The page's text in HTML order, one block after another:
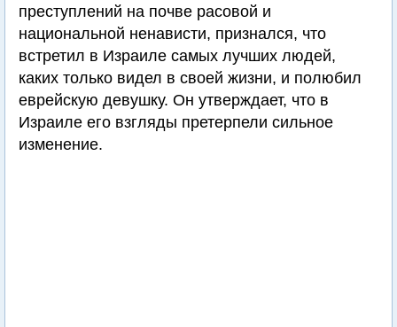
преступлений на почве расовой и
национальной ненависти, признался, что
встретил в Израиле самых лучших людей,
каких только видел в своей жизни, и полюбил
еврейскую девушку. Он утверждает, что в
Израиле его взгляды претерпели сильное
изменение.